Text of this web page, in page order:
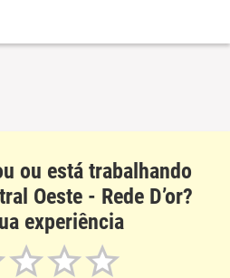
ou está trabalhando
Oeste - Rede D’or?
experiência